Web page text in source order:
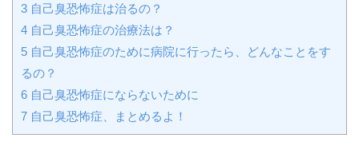
3 自己臭恐怖症は治るの？
4 自己臭恐怖症の治療法は？
5 自己臭恐怖症のために病院に行ったら、どんなことをす
るの？
6 自己臭恐怖症にならないために
7 自己臭恐怖症、まとめるよ！